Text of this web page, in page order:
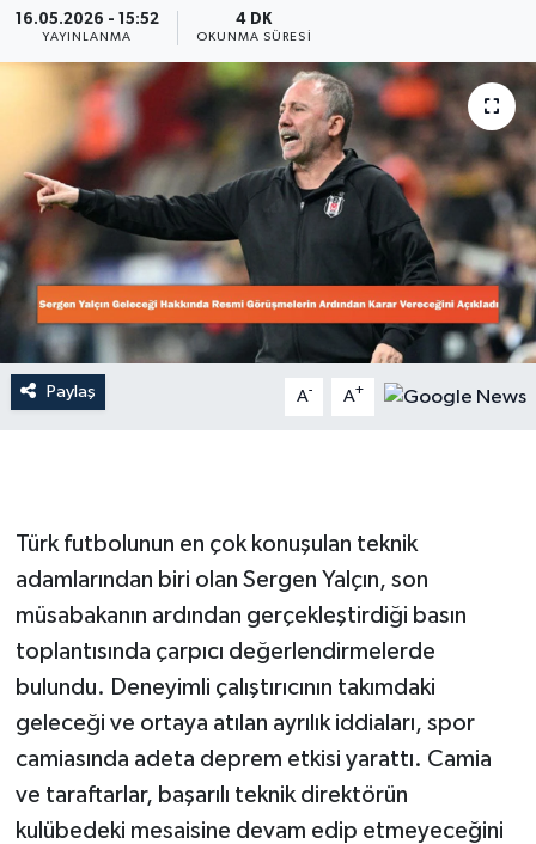
16.05.2026 - 15:52
YAYINLANMA
4 DK
OKUNMA SÜRESI
Paylaş A- A+
Türk futbolunun en çok konuşulan teknik
adamlarından biri olan Sergen Yalçın, son
müsabakanın ardından gerçekleştirdiği basın
toplantısında çarpıcı değerlendirmelerde
bulundu. Deneyimli çalıştırıcının takımdaki
geleceği ve ortaya atılan ayrılık iddiaları, spor
camiasında adeta deprem etkisi yarattı. Camia
ve taraftarlar, başarılı teknik direktörün
kulübedeki mesaisine devam edip etmeyeceğini
Dünya
Resmi Reklamlar